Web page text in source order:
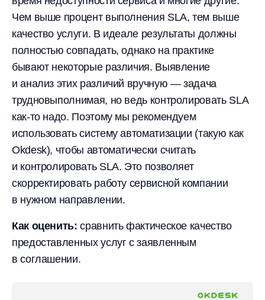
Чем выше процент выполнения SLA, тем выше
качество услуги. В идеале результаты должны
полностью совпадать, однако на практике
бывают некоторые различия. Выявление
и анализ этих различий вручную — задача
трудновыполнимая, но ведь контролировать SLA
как-то надо. Поэтому мы рекомендуем
использовать систему автоматизации (такую как
Okdesk), чтобы автоматически считать
и контролировать SLA. Это позволяет
скорректировать работу сервисной компании
в нужном направлении.
Как оценить: сравнить фактическое качество
предоставленных услуг с заявленным
в соглашении.